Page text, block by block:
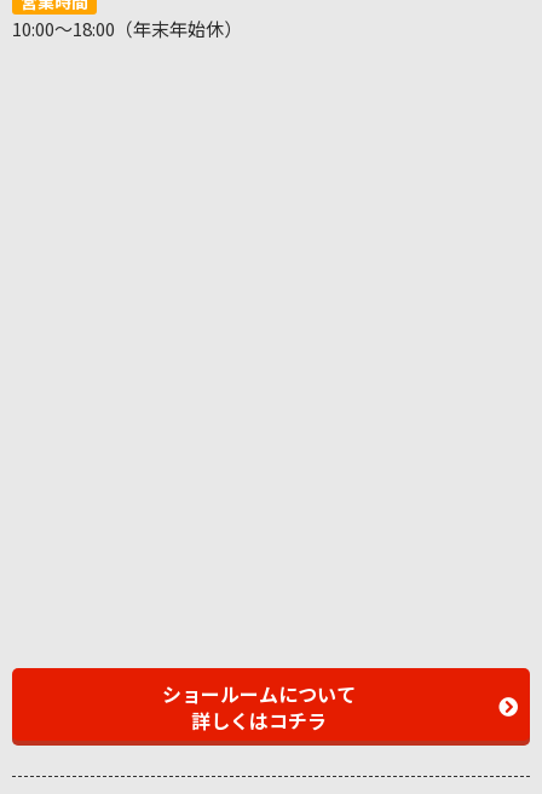
10:00～18:00（年末年始休）
ショールームについて
詳しくはコチラ